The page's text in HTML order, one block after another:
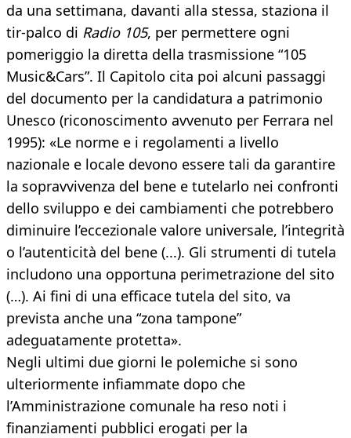
da una settimana, davanti alla stessa, staziona il
tir-palco di Radio 105, per permettere ogni
pomeriggio la diretta della trasmissione “105
Music&Cars”. Il Capitolo cita poi alcuni passaggi
del documento per la candidatura a patrimonio
Unesco (riconoscimento avvenuto per Ferrara nel
1995): «Le norme e i regolamenti a livello
nazionale e locale devono essere tali da garantire
la sopravvivenza del bene e tutelarlo nei confronti
dello sviluppo e dei cambiamenti che potrebbero
diminuire l’eccezionale valore universale, l’integrità
o l’autenticità del bene (...). Gli strumenti di tutela
includono una opportuna perimetrazione del sito
(…). Ai fini di una efficace tutela del sito, va
prevista anche una “zona tampone”
adeguatamente protetta».
Negli ultimi due giorni le polemiche si sono
ulteriormente infiammate dopo che
l’Amministrazione comunale ha reso noti i
finanziamenti pubblici erogati per la